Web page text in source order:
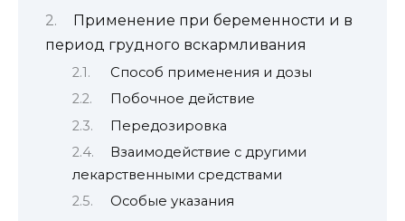
Применение при беременности и в
период грудного вскармливания
Способ применения и дозы
Побочное действие
Передозировка
Взаимодействие с другими
лекарственными средствами
Особые указания